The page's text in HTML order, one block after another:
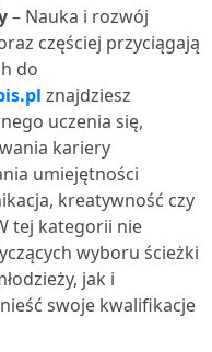
– Nauka i rozwój
częściej przyciągają
do
znajdziesz
uczenia się,
kariery
umiejętności
kreatywność czy
tej kategorii nie
wyboru ścieżki
jak i
swoje kwalifikacje